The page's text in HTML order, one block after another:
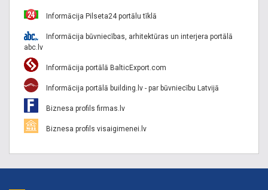
Informācija Pilseta24 portālu tīklā
Informācija būvniecības, arhitektūras un interjera portālā
abc.lv
Informācija portālā BalticExport.com
Informācija portālā building.lv - par būvniecību Latvijā
Biznesa profils firmas.lv
Biznesa profils visaigimenei.lv